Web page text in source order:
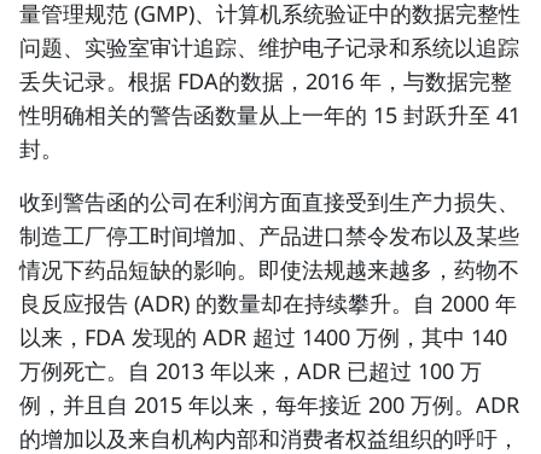
量管理规范 (GMP)、计算机系统验证中的数据完整性
问题、实验室审计追踪、维护电子记录和系统以追踪
丢失记录。根据 FDA的数据，2016 年，与数据完整
性明确相关的警告函数量从上一年的 15 封跃升至 41
封。
收到警告函的公司在利润方面直接受到生产力损失、
制造工厂停工时间增加、产品进口禁令发布以及某些
情况下药品短缺的影响。即使法规越来越多，药物不
良反应报告 (ADR) 的数量却在持续攀升。自 2000 年
以来，FDA 发现的 ADR 超过 1400 万例，其中 140
万例死亡。自 2013 年以来，ADR 已超过 100 万
例，并且自 2015 年以来，每年接近 200 万例。ADR
的增加以及来自机构内部和消费者权益组织的呼吁，